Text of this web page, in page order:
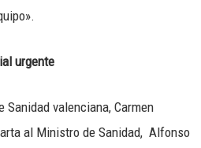
urgente
Sanidad valenciana, Carmen
al Ministro de Sanidad, Alfonso